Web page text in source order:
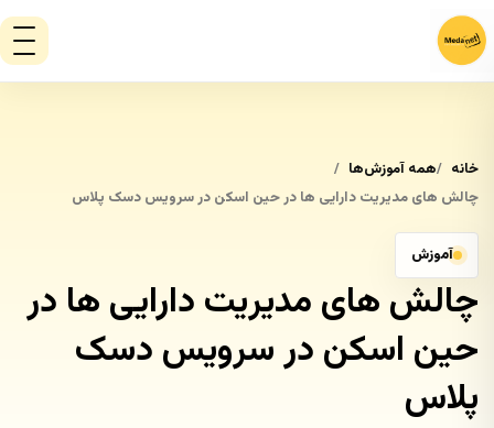
خانه
همه آموزش‌ها
چالش های مدیریت دارایی ها در حین اسکن در سرویس دسک پلاس
آموزش
چالش های مدیریت دارایی ها در
حین اسکن در سرویس دسک
پلاس